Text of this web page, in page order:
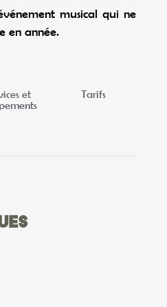
musical qui ne
en année.
et
Tarifs